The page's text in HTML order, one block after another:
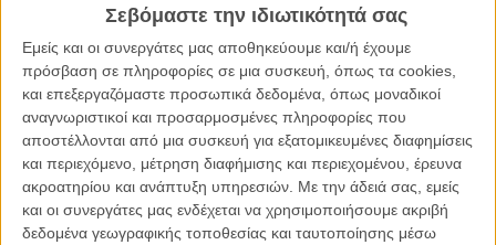
Σεβόμαστε την ιδιωτικότητά σας
Εμείς και οι συνεργάτες μας αποθηκεύουμε και/ή έχουμε
πρόσβαση σε πληροφορίες σε μια συσκευή, όπως τα cookies,
και επεξεργαζόμαστε προσωπικά δεδομένα, όπως μοναδικοί
αναγνωριστικοί και προσαρμοσμένες πληροφορίες που
αποστέλλονται από μια συσκευή για εξατομικευμένες διαφημίσεις
και περιεχόμενο, μέτρηση διαφήμισης και περιεχομένου, έρευνα
ακροατηρίου και ανάπτυξη υπηρεσιών. Με την άδειά σας, εμείς
και οι συνεργάτες μας ενδέχεται να χρησιμοποιήσουμε ακριβή
δεδομένα γεωγραφικής τοποθεσίας και ταυτοποίησης μέσω
Η Πόρτμαν υποδύεται στην ταινία μια διάσημη ποπ σταρ, κι ως εκ
τούτου είναι αναμενόμενο η μουσική να παίζει ιδιαίτερα σημαντικό
ρόλο στο φιλμ. Δεν είναι τυχαίο, λοιπόν, που ο σκηνοθέτης Μπρέιντι
Κορμπέτ απευθύνθηκε στον Σκοτ Γουόκερ (ο οποίος είχε γράψει τη
μουσική και για το σκηνοθετικό ντεμπούτο του Κορμπέτ,«The
Childhood of a Leader») για να συνθέσει το σάουντρακ της ταινίας
και στη Sia για να γράψει τα τραγούδια που ερμηνεύει ο χαρακτήρας
της Νάταλι Πόρτμαν.